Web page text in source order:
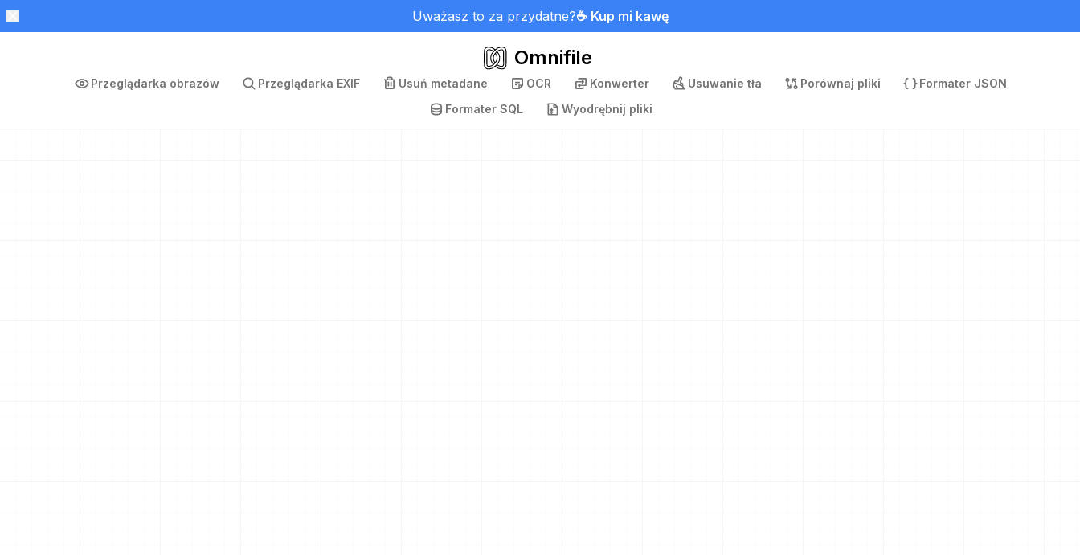
Uważasz to za przydatne?☕ Kup mi kawę
Omnifile
Przeglądarka obrazów Przeglądarka EXIF Usuń metadane OCR Konwerter Usuwanie tła Porównaj pliki
Formater JSON
Formater SQL
Wyodrębnij pliki